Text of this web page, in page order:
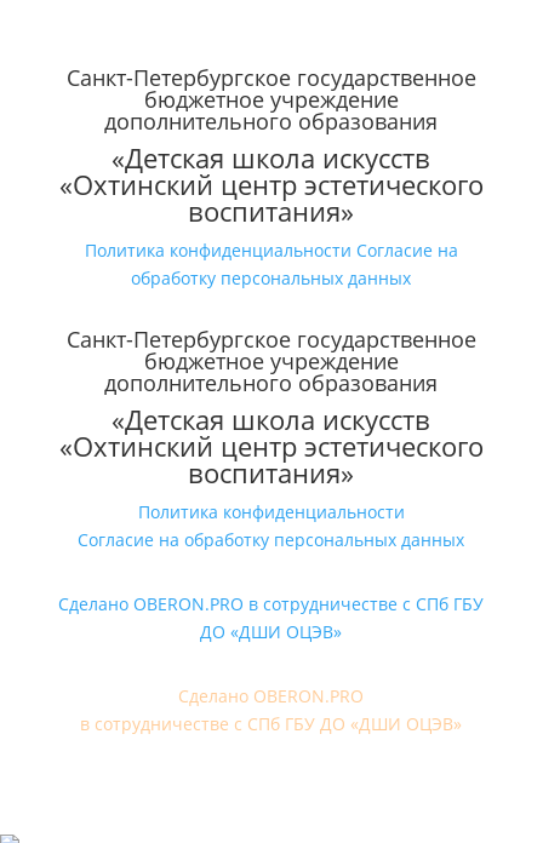
Санкт-Петербургское государственное
бюджетное учреждение
дополнительного образования
«Детская школа искусств
«Охтинский центр эстетического
воспитания»
Политика конфиденциальности Согласие на
обработку персональных данных
Санкт-Петербургское государственное
бюджетное учреждение
дополнительного образования
«Детская школа искусств
«Охтинский центр эстетического
воспитания»
Политика конфиденциальности
Согласие на обработку персональных данных
Сделано OBERON.PRO в сотрудничестве с СПб ГБУ
ДО «ДШИ ОЦЭВ»
Сделано OBERON.PRO
в сотрудничестве с СПб ГБУ ДО «ДШИ ОЦЭВ»